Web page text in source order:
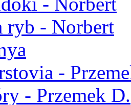
ryb - Norbert
-
- Przemek D.